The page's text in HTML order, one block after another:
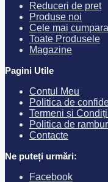
Reduceri de pret
Produse noi
Cele mai
Toate Produsele
Magazine
Pagini Utile
Contul Meu
Politica de
Termeni și
Politica de
Contacte
Ne puteți urmări:
Facebook